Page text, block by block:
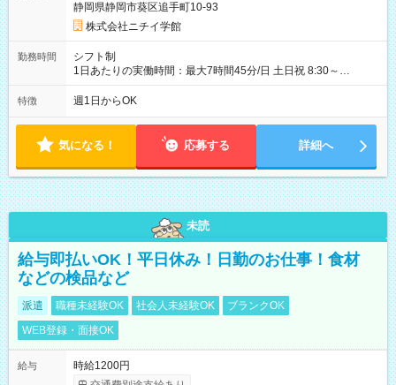
静岡県静岡市葵区追手町10-93
株式会社ニチイ学館
勤務時間
シフト制
1日あたりの実働時間：最大7時間45分/日 土日祝 8:30～
17:15（休憩60分） 8:30～17:00（休憩60分） ※勤務日は相談に
応じます ※就業前研修・キャリアアップ研修は、ニチイ学館静
特徴 週1日からOK
気になる！ 応募する 詳細へ
未読
給与即払いOK！平日休み！日勤のお仕事！食材
などの検品など
派遣 職種未経験OK 社会人未経験OK
ブランクOK
WEB登録・面接OK
給与
時給1200円